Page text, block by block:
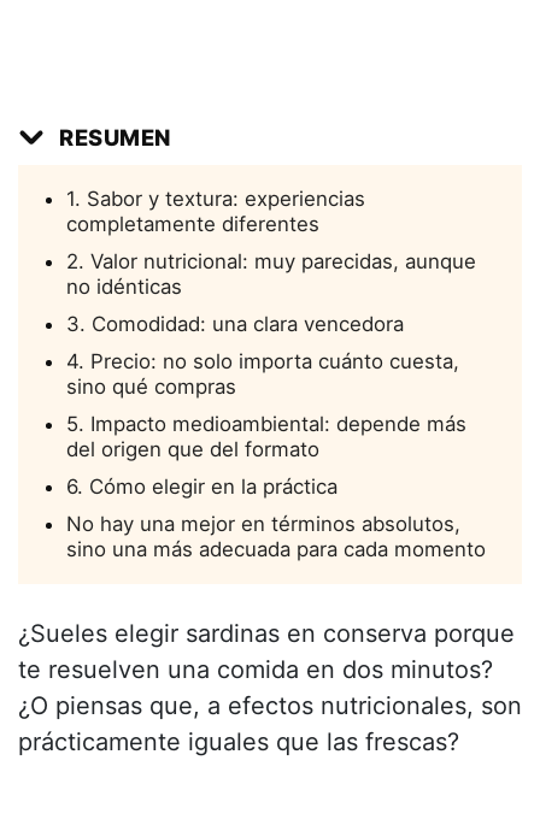
RESUMEN
1. Sabor y textura: experiencias
completamente diferentes
2. Valor nutricional: muy parecidas, aunque
no idénticas
3. Comodidad: una clara vencedora
4. Precio: no solo importa cuánto cuesta,
sino qué compras
5. Impacto medioambiental: depende más
del origen que del formato
6. Cómo elegir en la práctica
No hay una mejor en términos absolutos,
sino una más adecuada para cada momento
¿Sueles elegir sardinas en conserva porque
te resuelven una comida en dos minutos?
¿O piensas que, a efectos nutricionales, son
prácticamente iguales que las frescas?